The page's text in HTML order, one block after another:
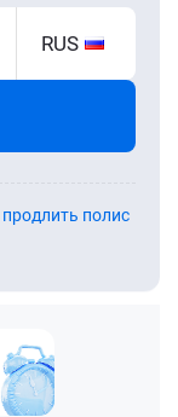
RUS
продлить полис